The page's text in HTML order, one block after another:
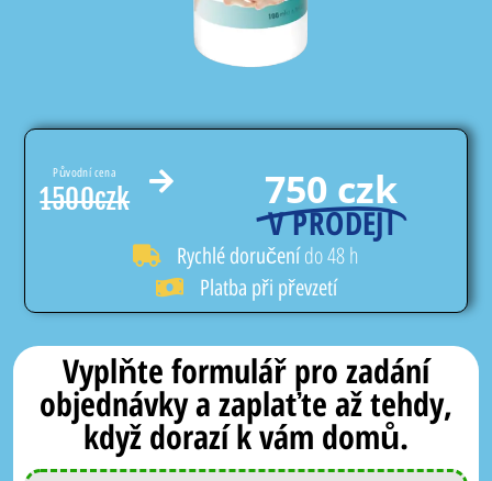
Původní cena
1500czk 750 czk
V PRODEJI
Rychlé doručenído 48 h
Platba při převzetí
Vyplňte formulář pro zadání
objednávky a zaplaťte až tehdy,
když dorazí k vám domů.